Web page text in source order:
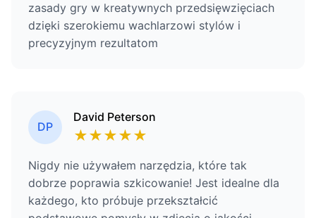
zasady gry w kreatywnych przedsięwzięciach
dzięki szerokiemu wachlarzowi stylów i
precyzyjnym rezultatom
DP
David Peterson
★★★★★
Nigdy nie używałem narzędzia, które tak
dobrze poprawia szkicowanie! Jest idealne dla
każdego, kto próbuje przekształcić